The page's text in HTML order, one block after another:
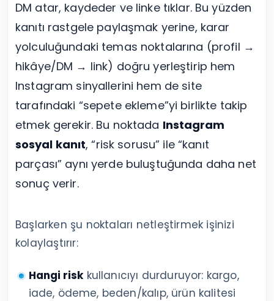
DM atar, kaydeder ve linke tıklar. Bu yüzden
kanıtı rastgele paylaşmak yerine, karar
yolculuğundaki temas noktalarına (profil →
hikâye/DM → link) doğru yerleştirip hem
Instagram sinyallerini hem de site
tarafındaki “sepete ekleme”yi birlikte takip
etmek gerekir. Bu noktada Instagram
sosyal kanıt, “risk sorusu” ile “kanıt
parçası” aynı yerde buluştuğunda daha net
sonuç verir.
Başlarken şu noktaları netleştirmek işinizi
kolaylaştırır:
Hangi riskkullanıcıyı durduruyor: kargo,
iade, ödeme, beden/kalıp, ürün kalitesi